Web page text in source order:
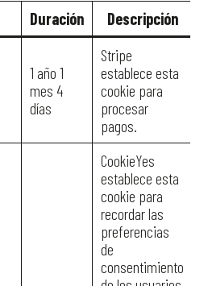
Duración Descripción
1 año 1
mes 4
días
Stripe
establece esta
cookie para
procesar
pagos.
CookieYes
establece esta
cookie para
recordar las
preferencias
de
consentimiento